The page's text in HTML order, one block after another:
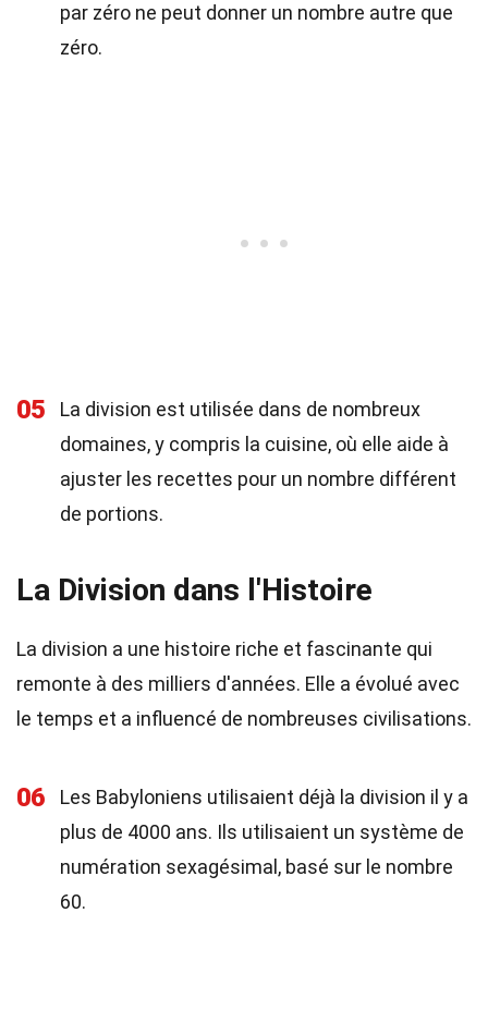
par zéro ne peut donner un nombre autre que
zéro.
05
La division est utilisée dans de nombreux
domaines, y compris la cuisine, où elle aide à
ajuster les recettes pour un nombre différent
de portions.
La Division dans l'Histoire
La division a une histoire riche et fascinante qui
remonte à des milliers d'années. Elle a évolué avec
le temps et a influencé de nombreuses civilisations.
06
Les Babyloniens utilisaient déjà la division il y a
plus de 4000 ans. Ils utilisaient un système de
numération sexagésimal, basé sur le nombre
60.